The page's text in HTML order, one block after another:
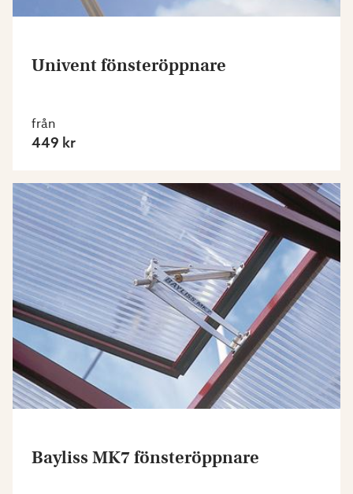
Univent fönsteröppnare
från
449 kr
Bayliss MK7 fönsteröppnare